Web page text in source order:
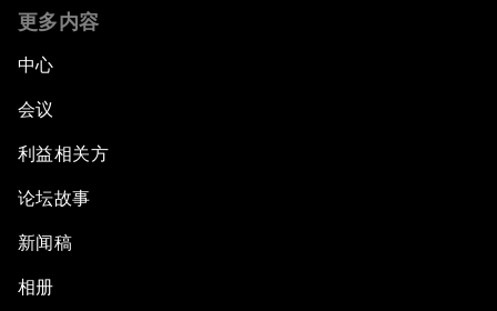
更多内容
中心
会议
利益相关方
论坛故事
新闻稿
相册